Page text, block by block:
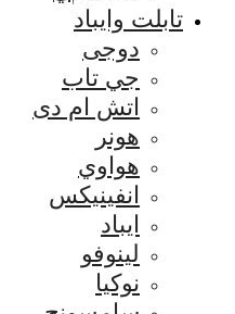
تابلت وايباد
دوجى
جي تاب
اتش ام دى
هونر
هواوي
انفينيكس
ايباد
لينوفو
نوكيا